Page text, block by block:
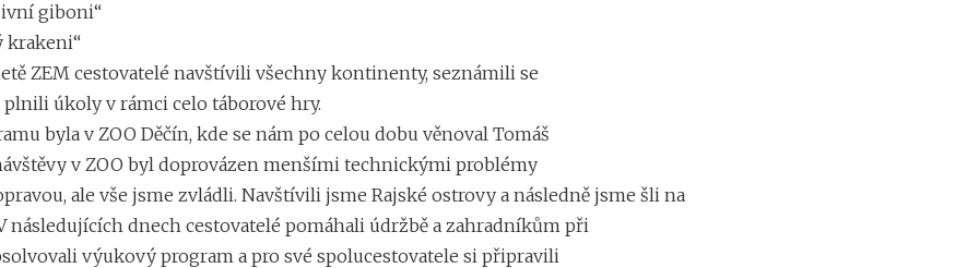
giboni“
krakeni“
ZEM cestovatelé navštívili všechny kontinenty, seznámili se
úkoly v rámci celo táborové hry.
byla v ZOO Děčín, kde se nám po celou dobu věnoval Tomáš
v ZOO byl doprovázen menšími technickými problémy
ale vše jsme zvládli. Navštívili jsme Rajské ostrovy a následně jsme šli na
následujících dnech cestovatelé pomáhali údržbě a zahradníkům při
výukový program a pro své spolucestovatele si připravili